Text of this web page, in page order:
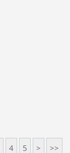
4 5 > >>